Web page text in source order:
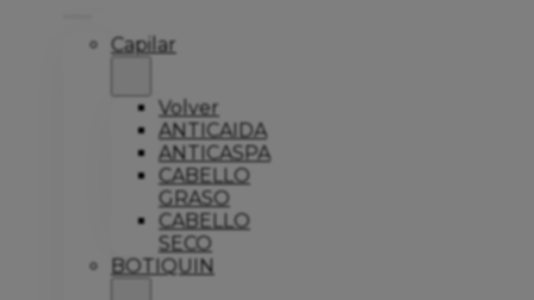
Capilar
Volver
ANTICAIDA
ANTICASPA
CABELLO
GRASO
CABELLO
SECO
BOTIQUIN